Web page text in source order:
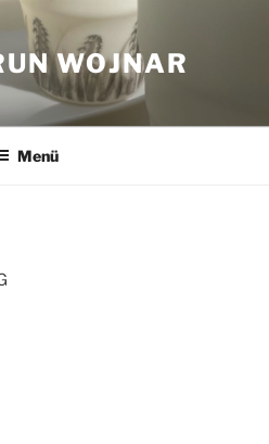
WOJNAR
Menü